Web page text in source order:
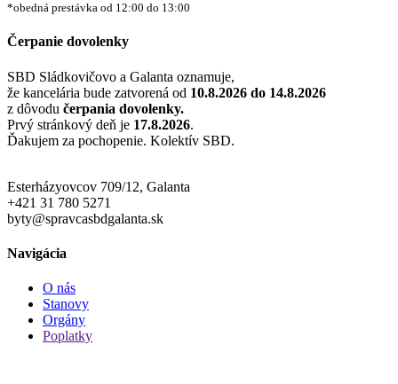
*obedná prestávka od 12:00 do 13:00
Čerpanie dovolenky
SBD Sládkovičovo a Galanta oznamuje,
že kancelária bude zatvorená od 10.8.2026 do 14.8.2026
z dôvodu čerpania dovolenky.
Prvý stránkový deň je 17.8.2026.
Ďakujem za pochopenie. Kolektív SBD.
Esterházyovcov 709/12, Galanta
+421 31 780 5271
byty@spravcasbdgalanta.sk
Navigácia
O nás
Stanovy
Orgány
Poplatky